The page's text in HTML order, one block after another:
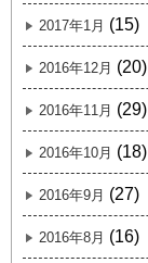
2017年1月 (15)
2016年12月 (20)
2016年11月 (29)
2016年10月 (18)
2016年9月 (27)
2016年8月 (16)